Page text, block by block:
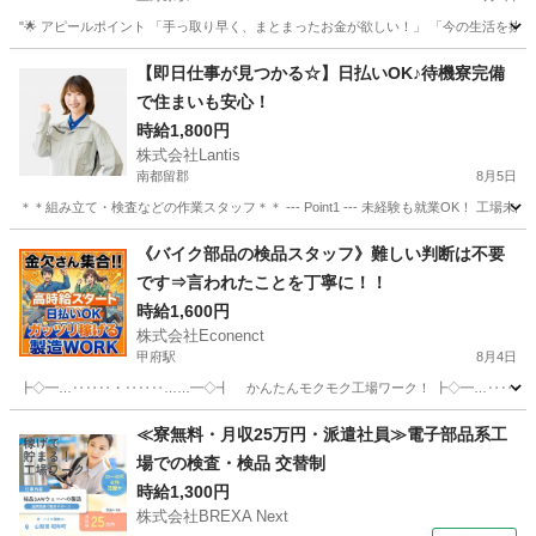
"🌟 アピールポイント 「手っ取り早く、まとまったお金が欲しい！」 「今の生活を抜
上野原駅 工場 時給
【即日仕事が見つかる☆】日払いOK♪待機寮完備
で住まいも安心！
時給1,800円
株式会社Lantis
南都留郡 8月5日
＊＊組み立て・検査などの作業スタッフ＊＊ --- Point1 --- 未経験も就業OK！ 工場未
工場 スタッフ
《バイク部品の検品スタッフ》難しい判断は不要
です⇒言われたことを丁寧に！！
時給1,600円
株式会社Econenct
甲府駅 8月4日
┣◇━…‥‥‥・‥‥‥……━◇┫ かんたんモクモク工場ワーク！ ┣◇━…‥‥‥・
甲府駅 工場 スタッフ
≪寮無料・月収25万円・派遣社員≫電子部品系工
場での検査・検品 交替制
時給1,300円
株式会社BREXA Next